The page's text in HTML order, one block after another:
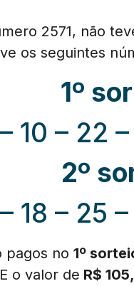
2571, não
os seguintes
1º
10 – 22
2º
18 – 25
pagos no 1º
E o valor de R$